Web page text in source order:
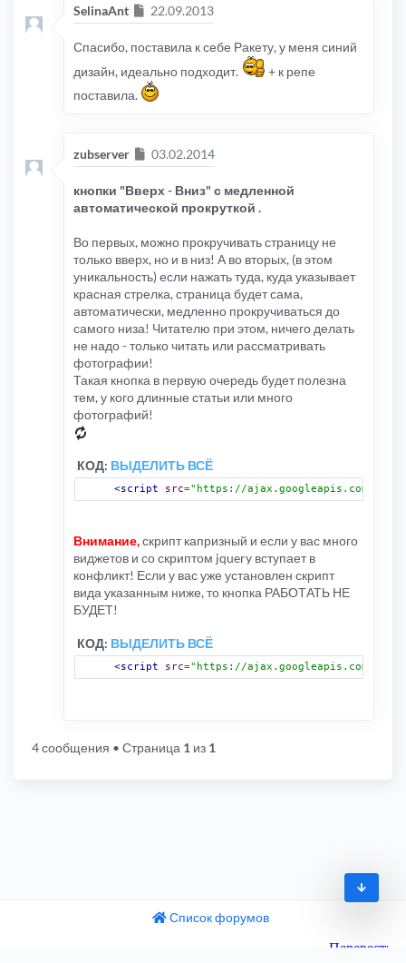
SelinaAnt Сообщение
22.09.2013
Спасибо, поставила к себе Ракету, у меня синий
дизайн, идеально подходит.
+ к репе
поставила.
zubserver Сообщение
03.02.2014
кнопки "Вверх - Вниз" с медленной
автоматической прокруткой .
Во первых, можно прокручивать страницу не
только вверх, но и в низ! А во вторых, (в этом
уникальность) если нажать туда, куда указывает
красная стрелка, страница будет сама,
автоматически, медленно прокручиваться до
самого низа! Читателю при этом, ничего делать
не надо - только читать или рассматривать
фотографии!
Такая кнопка в первую очередь будет полезна
тем, у кого длинные статьи или много
фотографий!
КОД: ВЫДЕЛИТЬ ВСЁ
<script src="https://ajax.googleapis.com/
Внимание,скрипт капризный и если у вас много
виджетов и со скриптом jquery вступает в
конфликт! Если у вас уже установлен скрипт
вида указанным ниже, то кнопка РАБОТАТЬ НЕ
БУДЕТ!
КОД: ВЫДЕЛИТЬ ВСЁ
<script src="https://ajax.googleapis.com/
4 сообщения • Страница 1 из 1
Список форумов